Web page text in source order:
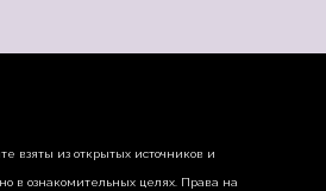
взяты из открытых источников и
в ознакомительных целях. Права на